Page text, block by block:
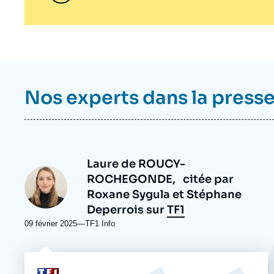
Nos experts dans la
Logo
Photo
Laure de ROUCY-
ROCHEGONDE, citée par
Roxane Sygula et Stéphane
Deperrois surTF1
09 février 2025—Nom
TF1 Info